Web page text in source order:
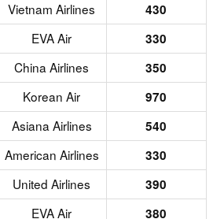
Vietnam Airlines
430
EVA Air
330
China Airlines
350
Korean Air
970
Asiana Airlines
540
American Airlines
330
United Airlines
390
EVA Air
380